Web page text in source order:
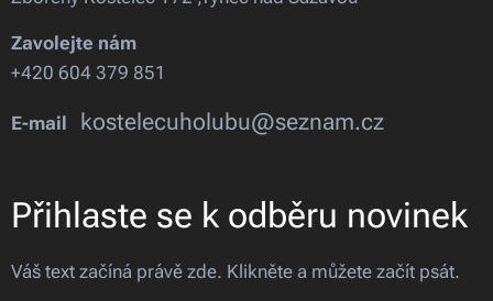
Zavolejte nám
+420 604 379 851
E-mail kostelecuholubu@seznam.cz
Přihlaste se k odběru novinek
Váš text začíná právě zde. Klikněte a můžete začít psát.